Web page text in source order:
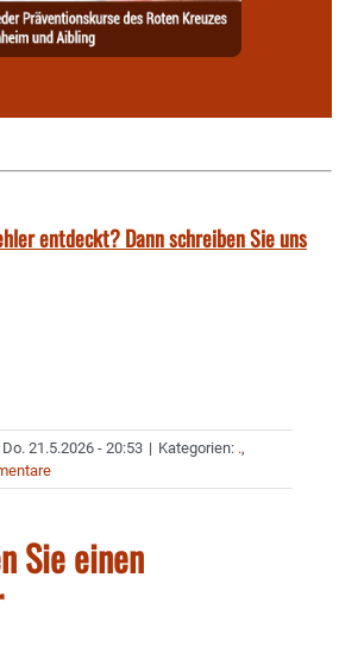
entdeckt? Dann schreiben Sie uns
Do. 21.5.2026 - 20:53 | Kategorien: .,
Sie einen